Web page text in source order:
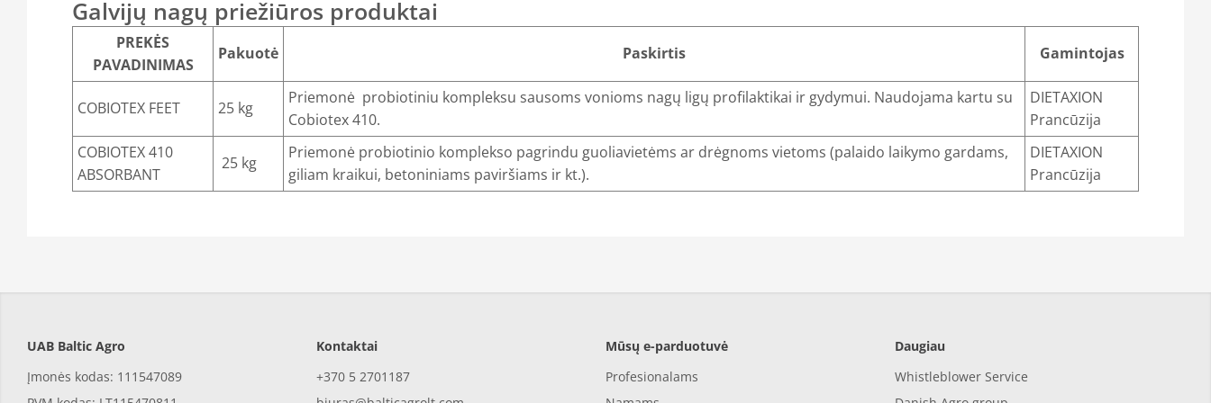
Galvijų nagų priežiūros produktai
PREKĖS
PAVADINIMAS
Pakuotė Paskirtis Gamintojas
COBIOTEX FEET 25 kg
Priemonė probiotiniu kompleksu sausoms vonioms nagų ligų profilaktikai ir gydymui. Naudojama kartu su
Cobiotex 410.
DIETAXION
Prancūzija
COBIOTEX 410
ABSORBANT
25 kg
Priemonė probiotinio komplekso pagrindu guoliavietėms ar drėgnoms vietoms (palaido laikymo gardams,
giliam kraikui, betoniniams paviršiams ir kt.).
DIETAXION
Prancūzija
UAB Baltic Agro
Įmonės kodas: 111547089
Kontaktai
+370 5 2701187
Mūsų e-parduotuvė
Profesionalams
Daugiau
Whistleblower Service